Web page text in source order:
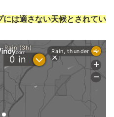
には適さない天候とされてい